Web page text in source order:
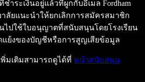
ระเงินอยู่แล้วที่ผูกกับอีเมล Fordham
ลัยแนะนำให้ยกเลิกการสมัครสมาชิก
ไปใช้ใบอนุญาตที่สนับสนุนโดยโรงเรียน
แย้งของบัญชีหรือการสูญเสียข้อมูล
มเติมสามารถดูได้ที่ หน้าสนับสนุน